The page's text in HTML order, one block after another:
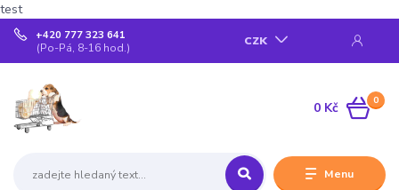
test
Menu
CZK
+420 777 323 641
(Po-Pá, 8-16 hod.)
0
0 Kč